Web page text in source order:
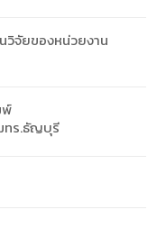
วิจัยของหน่วยงาน
พ์
ทร.ธัญบุรี